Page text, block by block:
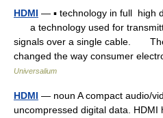
HDMI — ▪ technology in full high
a technology used for
signals over a single cable.
changed the way consumer
Universalium
HDMI — noun A compact audio/
uncompressed digital data.